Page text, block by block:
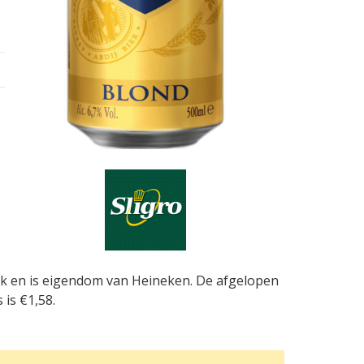
en is eigendom van Heineken. De afgelopen
€1,58.